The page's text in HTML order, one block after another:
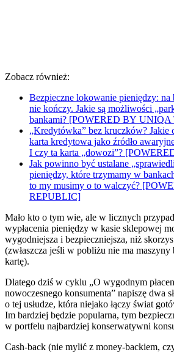
Zobacz również:
Bezpieczne lokowanie pieniędzy: na
nie kończy. Jakie są możliwości
bankami? [POWERED BY UNIQA
„Kredytówka” bez kruczków? Jakie
karta kredytowa jako źródło
I czy ta karta „dowozi”?
Jak powinno być ustalane
pieniędzy, które trzymamy w
to my musimy o to walczyć?
REPUBLIC]
Mało kto o tym wie, ale w licznych
wypłacenia pieniędzy w kasie sklepowej
wygodniejsza i bezpieczniejsza, niż
(zwłaszcza jeśli w pobliżu nie ma
kartę).
Dlatego dziś w cyklu „O wygodnym
nowoczesnego konsumenta” napiszę dwa
o tej usłudze, która niejako łączy świat
Im bardziej będzie popularna, tym
w portfelu najbardziej konserwatywni
Cash-back (nie mylić z money-backiem,